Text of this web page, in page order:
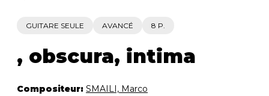
GUITARE SEULE AVANCÉ 8 P.
, obscura, intima
Compositeur: SMAILI, Marco